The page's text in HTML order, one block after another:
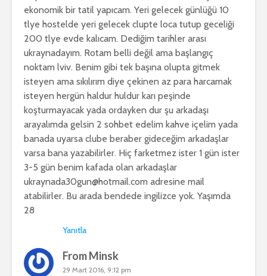
ekonomik bir tatil yapıcam. Yeri gelecek günlüğü 10
tlye hostelde yeri gelecek clupte loca tutup geceliği
200 tlye evde kalıcam. Dediğim tarihler arası
ukraynadayım. Rotam belli değil ama başlangıç
noktam lviv. Benim gibi tek başına olupta gitmek
isteyen ama sıkılırım diye çekinen az para harcamak
isteyen hergün haldur huldur karı peşinde
koşturmayacak yada ordayken dur şu arkadaşı
arayalımda gelsin 2 sohbet edelim kahve içelim yada
banada uyarsa clube beraber gideceğim arkadaşlar
varsa bana yazabilirler. Hiç farketmez ister 1 gün ister
3-5 gün benim kafada olan arkadaşlar
ukraynada30gun@hotmail.com adresine mail
atabilirler. Bu arada bendede ingilizce yok. Yaşımda
28
Yanıtla
From Minsk
29 Mart 2016, 9:12 pm